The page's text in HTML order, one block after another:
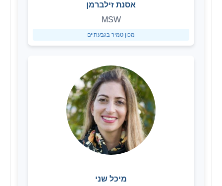
אסנת זילברמן
MSW
מכון טמיר בגבעתיים
מיכל שני